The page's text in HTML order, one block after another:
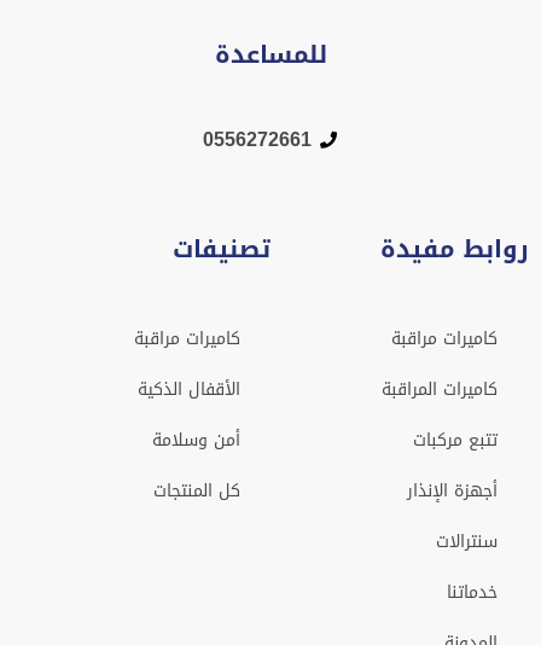
للمساعدة
0556272661
روابط مفيدة
كاميرات مراقبة
كاميرات المراقبة
تتبع مركبات
أجهزة الإنذار
سنترالات
خدماتنا
تصنيفات
كاميرات مراقبة
الأقفال الذكية
أمن وسلامة
كل المنتجات